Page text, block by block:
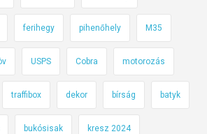
ferihegy pihenőhely M35
USPS Cobra motorozás
traffibox dekor bírság batyk
bukósisak kresz 2024